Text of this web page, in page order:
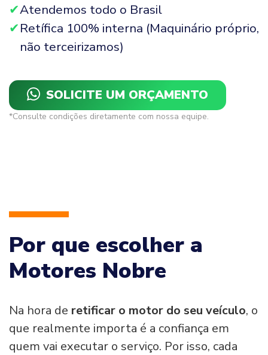
Atendemos todo o Brasil
Retífica 100% interna (Maquinário próprio,
não terceirizamos)
SOLICITE UM ORÇAMENTO
*Consulte condições diretamente com nossa equipe.
Por que escolher a
Motores Nobre
Na hora de retificar o motor do seu veículo, o
que realmente importa é a confiança em
quem vai executar o serviço. Por isso, cada